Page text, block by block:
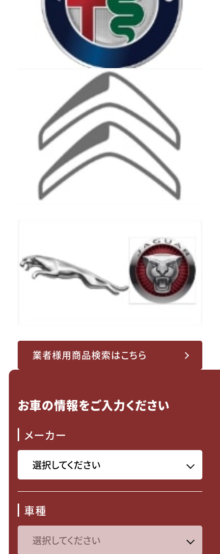
業者様用商品検索はこちら
お車の情報をご入力ください
メーカー
車種